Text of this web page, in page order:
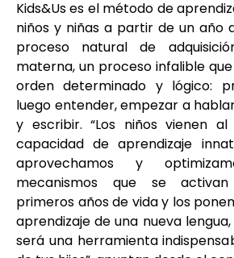
Kids&Us es el método de
niños y niñas a partir de un año
proceso natural de
materna, un proceso infalible
orden determinado y lógico:
luego entender, empezar a
y escribir. “Los niños vienen
capacidad de aprendizaje
aprovechamos y
mecanismos que se
primeros años de vida y los
aprendizaje de una nueva
será una herramienta